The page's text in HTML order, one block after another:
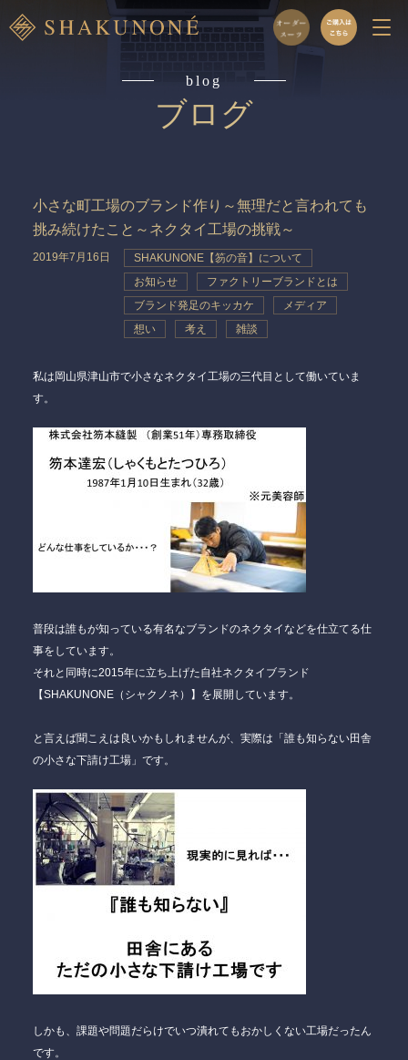
blog
ブログ
小さな町工場のブランド作り～無理だと言われても
挑み続けたこと～ネクタイ工場の挑戦～
2019年7月16日
SHAKUNONE【笏の音】について
お知らせ
ファクトリーブランドとは
ブランド発足のキッカケ
メディア
想い
考え 雑談
私は岡山県津山市で小さなネクタイ工場の三代目として働いていま
す。
普段は誰もが知っている有名なブランドのネクタイなどを仕立てる仕
事をしています。
それと同時に2015年に立ち上げた自社ネクタイブランド
【SHAKUNONE（シャクノネ）】を展開しています。
と言えば聞こえは良いかもしれませんが、実際は「誰も知らない田舎
の小さな下請け工場」です。
しかも、課題や問題だらけでいつ潰れてもおかしくない工場だったん
です。